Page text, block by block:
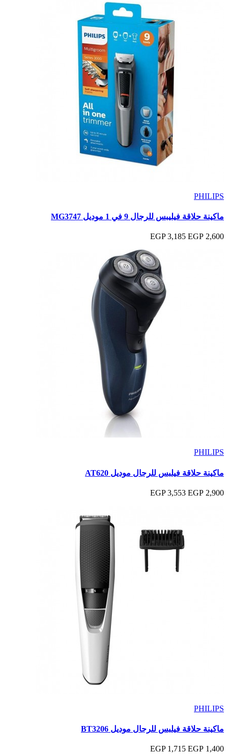
PHILIPS
ماكينة حلاقة فيليبس للرجال 9 في 1 موديل MG3747
2,600 EGP
3,185 EGP
PHILIPS
ماكينة حلاقة فيلبس للرجال موديل AT620
2,900 EGP
3,553 EGP
PHILIPS
ماكينة حلاقة فيلبس للرجال موديل BT3206
1,400 EGP
1,715 EGP